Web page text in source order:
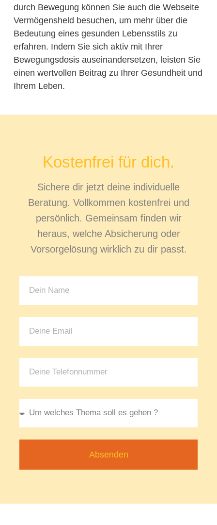
durch Bewegung können Sie auch die Webseite
Vermögensheld besuchen, um mehr über die
Bedeutung eines gesunden Lebensstils zu
erfahren. Indem Sie sich aktiv mit Ihrer
Bewegungsdosis auseinandersetzen, leisten Sie
einen wertvollen Beitrag zu Ihrer Gesundheit und
Ihrem Leben.
Kostenfrei für dich.
Sichere dir jetzt deine individuelle
Beratung. Vollkommen kostenfrei und
persönlich. Gemeinsam finden wir
heraus, welche Absicherung oder
Vorsorgelösung wirklich zu dir passt.
Absenden